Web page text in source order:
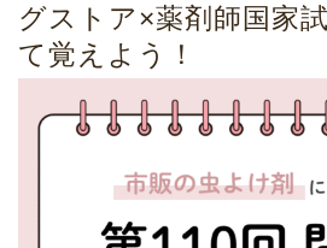
グストア×薬剤師国家
て覚えよう！